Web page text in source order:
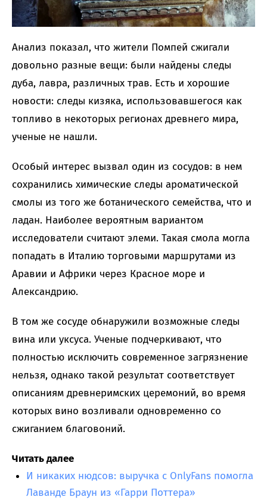
Анализ показал, что жители Помпей сжигали
довольно разные вещи: были найдены следы
дуба, лавра, различных трав. Есть и хорошие
новости: следы кизяка, использовавшегося как
топливо в некоторых регионах древнего мира,
ученые не нашли.
Особый интерес вызвал один из сосудов: в нем
сохранились химические следы ароматической
смолы из того же ботанического семейства, что и
ладан. Наиболее вероятным вариантом
исследователи считают элеми. Такая смола могла
попадать в Италию торговыми маршрутами из
Аравии и Африки через Красное море и
Александрию.
В том же сосуде обнаружили возможные следы
вина или уксуса. Ученые подчеркивают, что
полностью исключить современное загрязнение
нельзя, однако такой результат соответствует
описаниям древнеримских церемоний, во время
которых вино возливали одновременно со
сжиганием благовоний.
Читать далее
И никаких нюдсов: выручка с OnlyFans помогла
Лаванде Браун из «Гарри Поттера»